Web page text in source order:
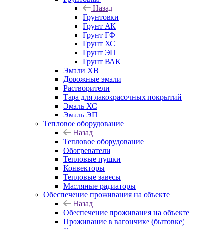
Назад
Грунтовки
Грунт АК
Грунт ГФ
Грунт ХС
Грунт ЭП
Грунт ВАК
Эмали ХВ
Дорожные эмали
Растворители
Тара для лакокрасочных покрытий
Эмаль ХС
Эмаль ЭП
Тепловое оборудование
Назад
Тепловое оборудование
Обогреватели
Тепловые пушки
Конвекторы
Тепловые завесы
Масляные радиаторы
Обеспечение проживания на объекте
Назад
Обеспечение проживания на объекте
Проживание в вагончике (бытовке)